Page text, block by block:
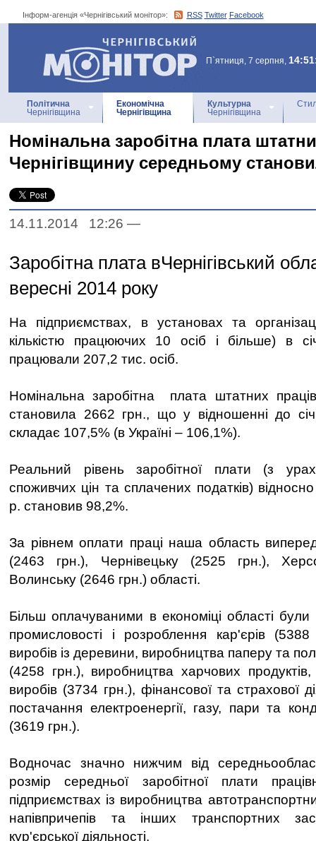
Інформ-агенція «Чернігівський монітор»: RSS Twitter Facebook
Інформ-агенція
«Чернігівський монітор»
П`ятниця, 7 серпня,
Політична
Чернігівщина
Економічна
Чернігівщина
Культурна
Чернігівщина
Номінальна заробітна плата
Чернігівщиниу середньому
14.11.2014 12:26 —
Заробітна плата вЧернігівський
вересні 2014 року
На підприємствах, в установах та
кількістю працюючих 10 осіб і більше) в
працювали 207,2 тис. осіб.
Номінальна заробітна плата штатних
становила 2662 грн., що у відношенні до
складає 107,5% (в Україні – 106,1%).
Реальний рівень заробітної плати (з
споживчих цін та сплачених податків)
р. становив 98,2%.
За рівнем оплати праці наша область
(2463 грн.), Чернівецьку (2525 грн.),
Волинську (2646 грн.) області.
Більш оплачуваними в економіці області були
промисловості і розроблення кар'єрів
виробів із деревини, виробництва паперу та
(4258 грн.), виробництва харчових
виробів (3734 грн.), фінансової та страхової
постачання електроенергії, газу, пари та
(3619 грн.).
Водночас значно нижчим від
розмір середньої заробітної плати
підприємствах із виробництва
напівпричепів та інших транспортних
кур'єрської діяльності.